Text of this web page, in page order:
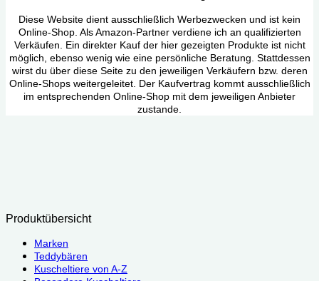
Diese Website dient ausschließlich Werbezwecken und ist kein
Online-Shop. Als Amazon-Partner verdiene ich an qualifizierten
Verkäufen. Ein direkter Kauf der hier gezeigten Produkte ist nicht
möglich, ebenso wenig wie eine persönliche Beratung. Stattdessen
wirst du über diese Seite zu den jeweiligen Verkäufern bzw. deren
Online-Shops weitergeleitet. Der Kaufvertrag kommt ausschließlich
im entsprechenden Online-Shop mit dem jeweiligen Anbieter
zustande.
Produktübersicht
Marken
Teddybären
Kuscheltiere von A-Z